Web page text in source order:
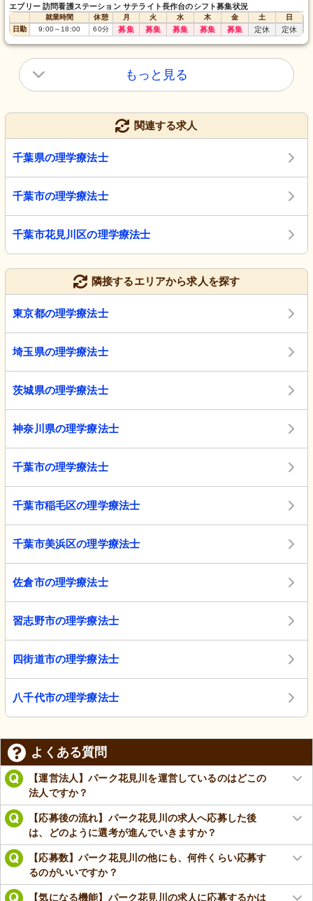
エブリー 訪問看護ステーション サテライト長作台のシフト募集状況
就業時間 休憩 月 火 水 木 金 土
日
日勤
9:00～18:00 60分 募集 募集 募集 募集 募集 定休 定休
もっと見る
関連する求人
千葉県の理学療法士
千葉市の理学療法士
千葉市花見川区の理学療法士
隣接するエリアから求人を探す
東京都の理学療法士
埼玉県の理学療法士
茨城県の理学療法士
神奈川県の理学療法士
千葉市の理学療法士
千葉市稲毛区の理学療法士
千葉市美浜区の理学療法士
佐倉市の理学療法士
習志野市の理学療法士
四街道市の理学療法士
八千代市の理学療法士
よくある質問
【運営法人】パーク花見川を運営しているのはどこの
法人ですか？
【応募後の流れ】パーク花見川の求人へ応募した後
は、どのように選考が進んでいきますか？
【応募数】パーク花見川の他にも、何件くらい応募す
るのがいいですか？
【気になる機能】パーク花見川の求人に応募するかは